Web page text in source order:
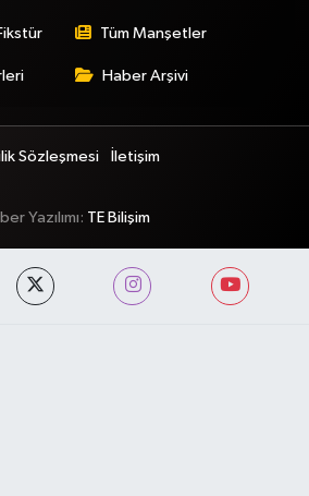
Tüm Manşetler
Haber Arşivi
Sözleşmesi İletişim
Yazılımı: TE Bilişim